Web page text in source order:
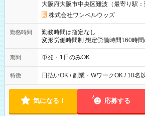
大阪府大阪市中央区難波（最寄り駅：
株式会社ワンベルウッズ
勤務時間
勤務時間は指定なし
変形労働時間制 想定労働時間160時間/月 【シフト例】 ・
00～20：00
期間 単発・1日のみOK
特徴 日払いOK / 副業・WワークOK / 10名
気になる！ 応募する